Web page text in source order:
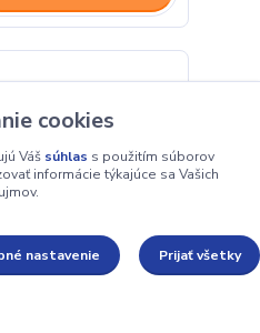
cookies
Váš súhlas s použitím súborov
informácie týkajúce sa Vašich
nastavenie Prijať všetky